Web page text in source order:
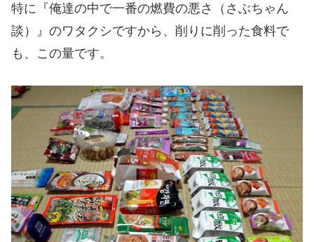
特に『俺達の中で一番の燃費の悪さ（さぶちゃん
談）』のワタクシですから、削りに削った食料で
も、この量です。